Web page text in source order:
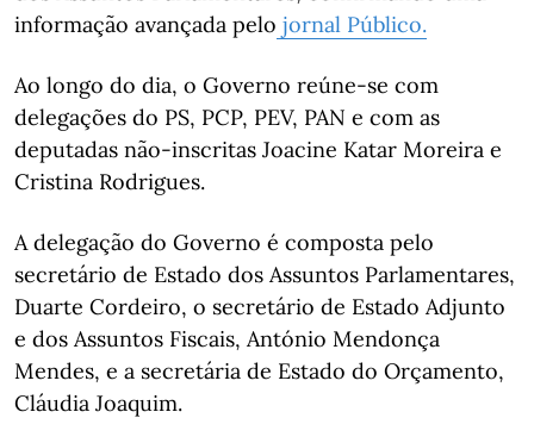
informação avançada pelo jornal Público.
Ao longo do dia, o Governo reúne-se com
delegações do PS, PCP, PEV, PAN e com as
deputadas não-inscritas Joacine Katar Moreira e
Cristina Rodrigues.
A delegação do Governo é composta pelo
secretário de Estado dos Assuntos Parlamentares,
Duarte Cordeiro, o secretário de Estado Adjunto
e dos Assuntos Fiscais, António Mendonça
Mendes, e a secretária de Estado do Orçamento,
Cláudia Joaquim.